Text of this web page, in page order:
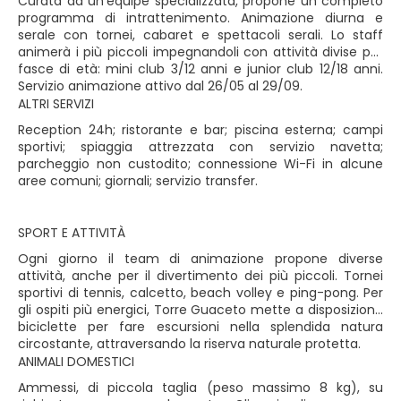
programma di intrattenimento. Animazione diurna e
serale con tornei, cabaret e spettacoli serali. Lo staff
animerà i più piccoli impegnandoli con attività divise per
fasce di età: mini club 3/12 anni e junior club 12/18 anni.
Servizio animazione attivo dal 26/05 al 29/09.
ALTRI SERVIZI
Reception 24h; ristorante e bar; piscina esterna; campi
sportivi; spiaggia attrezzata con servizio navetta;
parcheggio non custodito; connessione Wi-Fi in alcune
aree comuni; giornali; servizio transfer.
SPORT E ATTIVITÀ
Ogni giorno il team di animazione propone diverse
attività, anche per il divertimento dei più piccoli. Tornei
sportivi di tennis, calcetto, beach volley e ping-pong. Per
gli ospiti più energici, Torre Guaceto mette a disposizione
biciclette per fare escursioni nella splendida natura
circostante, attraversando la riserva naturale protetta.
ANIMALI DOMESTICI
Ammessi, di piccola taglia (peso massimo 8 kg), su